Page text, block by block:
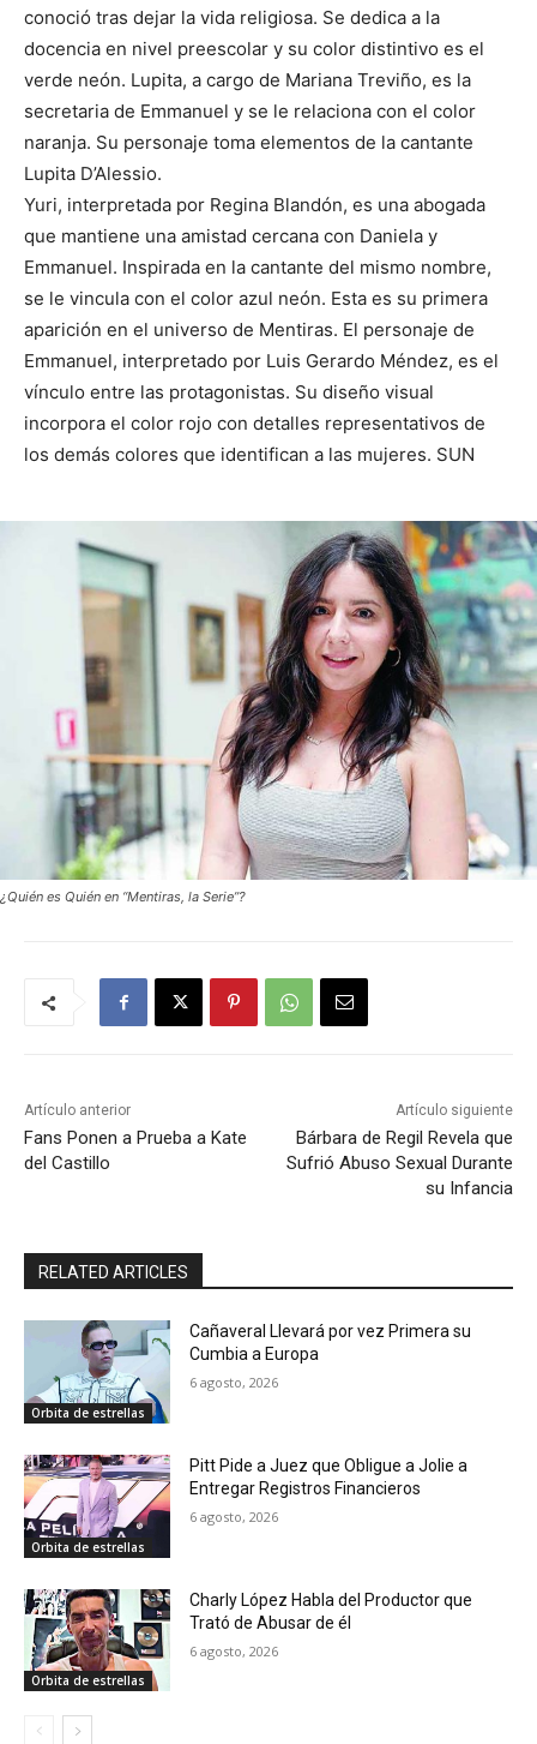
conoció tras dejar la vida religiosa. Se dedica a la
docencia en nivel preescolar y su color distintivo es el
verde neón. Lupita, a cargo de Mariana Treviño, es la
secretaria de Emmanuel y se le relaciona con el color
naranja. Su personaje toma elementos de la cantante
Lupita D’Alessio.
Yuri, interpretada por Regina Blandón, es una abogada
que mantiene una amistad cercana con Daniela y
Emmanuel. Inspirada en la cantante del mismo nombre,
se le vincula con el color azul neón. Esta es su primera
aparición en el universo de Mentiras. El personaje de
Emmanuel, interpretado por Luis Gerardo Méndez, es el
vínculo entre las protagonistas. Su diseño visual
incorpora el color rojo con detalles representativos de
los demás colores que identifican a las mujeres. SUN
¿Quién es Quién en “Mentiras, la Serie”?
Artículo anterior
Fans Ponen a Prueba a Kate
del Castillo
Artículo siguiente
Bárbara de Regil Revela que
Sufrió Abuso Sexual Durante
su Infancia
RELATED ARTICLES
Orbita de estrellas
Cañaveral Llevará por vez Primera su
Cumbia a Europa
6 agosto, 2026
Orbita de estrellas
Pitt Pide a Juez que Obligue a Jolie a
Entregar Registros Financieros
6 agosto, 2026
Orbita de estrellas
Charly López Habla del Productor que
Trató de Abusar de él
6 agosto, 2026